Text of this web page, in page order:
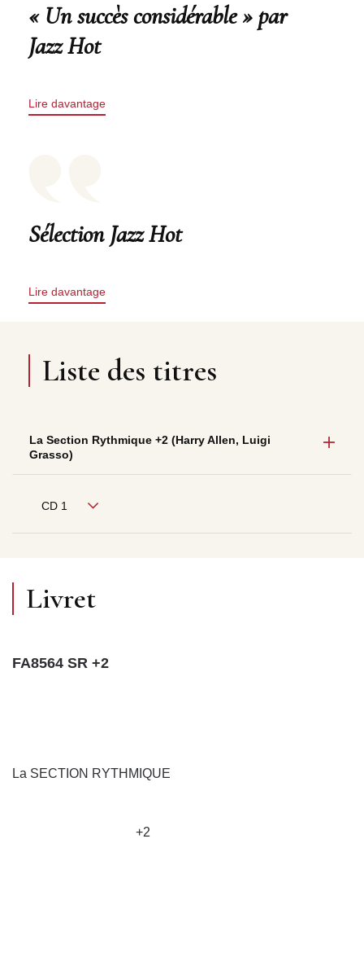
« Un succès considérable » par
Jazz Hot
Lire davantage
Sélection Jazz Hot
Lire davantage
Liste des titres
La Section Rythmique +2 (Harry Allen, Luigi
Grasso)
CD 1
Livret
FA8564 SR +2
La SECTION RYTHMIQUE
+2